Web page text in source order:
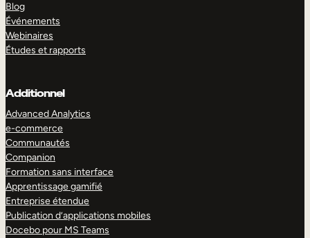
Blog
Événements
Webinaires
Études et rapports
Additionnel
Advanced Analytics
e-commerce
Communautés
Companion
Formation sans interface
Apprentissage gamifié
Entreprise étendue
Publication d’applications mobiles
Docebo pour MS Teams